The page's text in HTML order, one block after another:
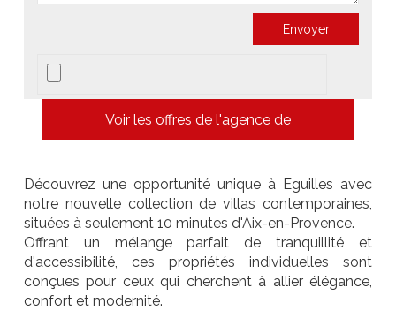
Voir les offres de l'agence de
Découvrez une opportunité unique à Eguilles avec
notre nouvelle collection de villas contemporaines,
situées à seulement 10 minutes d'Aix-en-Provence.
Offrant un mélange parfait de tranquillité et
d'accessibilité, ces propriétés individuelles sont
conçues pour ceux qui cherchent à allier élégance,
confort et modernité.